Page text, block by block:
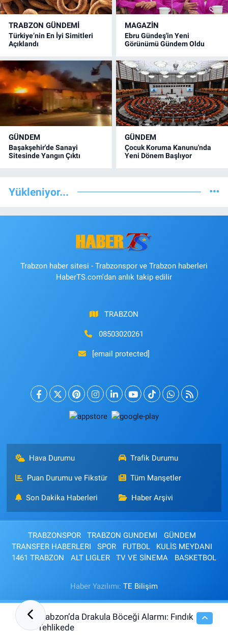
TRABZON GÜNDEMİ
Türkiye’nin En İyi Simitleri
Açıklandı
MAGAZİN
Ebru Gündeş'in Yeni
Görünümü Gündem Oldu
GÜNDEM
Başakşehir'de Sanayi
Sitesinde Yangın Çıktı
GÜNDEM
Çocuk Koruma Kanunu'nda
Yeni Dönem Başlıyor
Yükleniyor...
Trabzon haber sitesi - Trabzonspor ve Trabzon haberleri
HaberTS.com'dan anlık takip edilir
TRABZON
08503020261
[email protected]
Hava Durumu Trafik Durumu
Puan Durumu ve Fikstür Tüm Manşetler
Son Dakika Haberleri Haber Arşivi
TRABZONSPOR TRABZON GUNDEMI
GÜNDEM
TRANSFER HABERLERI
SPOR FUTBOL
KULİS MEYDANI
1461 TRABZON
ALT LIGLER TV VE SİNEMA BASKETBOL
Haber Yazılımı: TE Bilişim
13:14
Trabzon’da Drakula Böceği Alarmı: Fındık
Tehlikede